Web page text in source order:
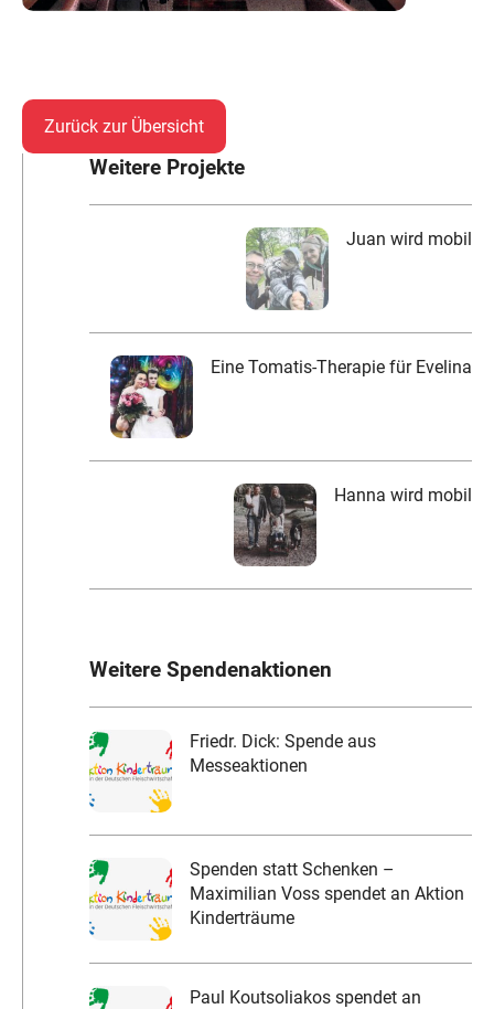
Zurück zur Übersicht
Weitere Projekte
Juan wird mobil
Eine Tomatis-Therapie für Evelina
Hanna wird mobil
Weitere Spendenaktionen
Friedr. Dick: Spende aus
Messeaktionen
Spenden statt Schenken –
Maximilian Voss spendet an Aktion
Kinderträume
Paul Koutsoliakos spendet an